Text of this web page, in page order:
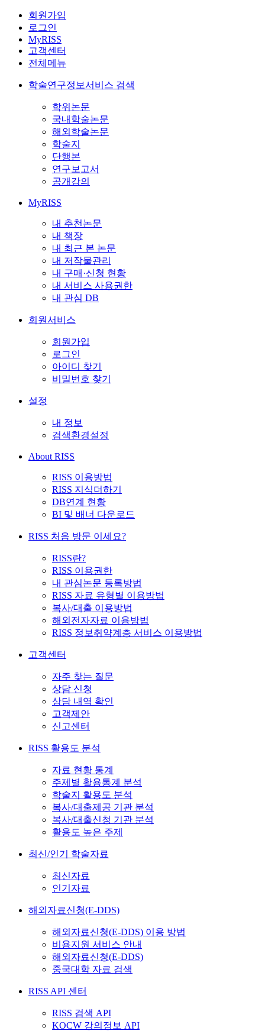
회원가입
로그인
MyRISS
고객센터
전체메뉴
학술연구정보서비스 검색
학위논문
국내학술논문
해외학술논문
학술지
단행본
연구보고서
공개강의
MyRISS
내 추천논문
내 책장
내 최근 본 논문
내 저작물관리
내 구매·신청 현황
내 서비스 사용권한
내 관심 DB
회원서비스
회원가입
로그인
아이디 찾기
비밀번호 찾기
설정
내 정보
검색환경설정
About RISS
RISS 이용방법
RISS 지식더하기
DB연계 현황
BI 및 배너 다운로드
RISS 처음 방문 이세요?
RISS란?
RISS 이용권한
내 관심논문 등록방법
RISS 자료 유형별 이용방법
복사/대출 이용방법
해외전자자료 이용방법
RISS 정보취약계층 서비스 이용방법
고객센터
자주 찾는 질문
상담 신청
상담 내역 확인
고객제안
신고센터
RISS 활용도 분석
자료 현황 통계
주제별 활용통계 분석
학술지 활용도 분석
복사/대출제공 기관 분석
복사/대출신청 기관 분석
활용도 높은 주제
최신/인기 학술자료
최신자료
인기자료
해외자료신청(E-DDS)
해외자료신청(E-DDS) 이용 방법
비용지원 서비스 안내
해외자료신청(E-DDS)
중국대학 자료 검색
RISS API 센터
RISS 검색 API
KOCW 강의정보 API